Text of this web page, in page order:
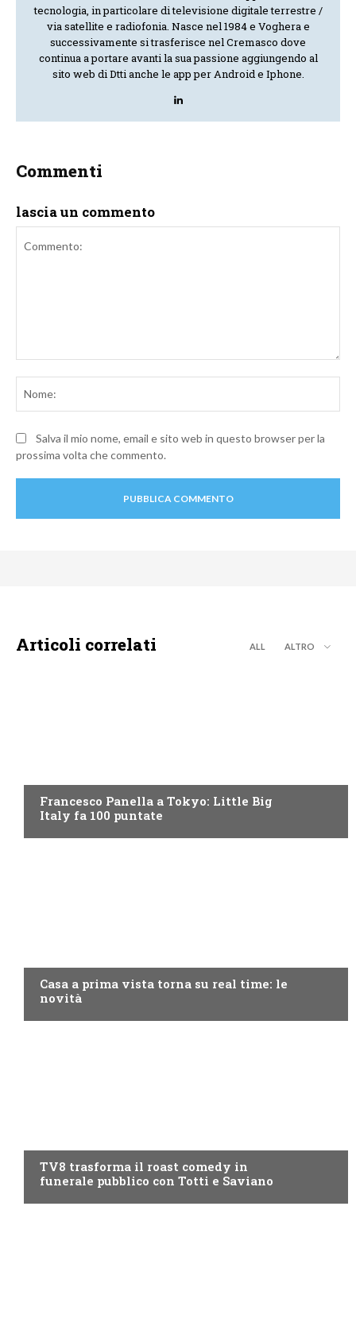
tecnologia, in particolare di televisione digitale terrestre /
via satellite e radiofonia. Nasce nel 1984 e Voghera e
successivamente si trasferisce nel Cremasco dove
continua a portare avanti la sua passione aggiungendo al
sito web di Dtti anche le app per Android e Iphone.
Commenti
lascia un commento
Salva il mio nome, email e sito web in questo browser per la
prossima volta che commento.
Articoli correlati ALL ALTRO
Francesco Panella a Tokyo: Little Big
Italy fa 100 puntate
Casa a prima vista torna su real time: le
novità
TV8 trasforma il roast comedy in
funerale pubblico con Totti e Saviano